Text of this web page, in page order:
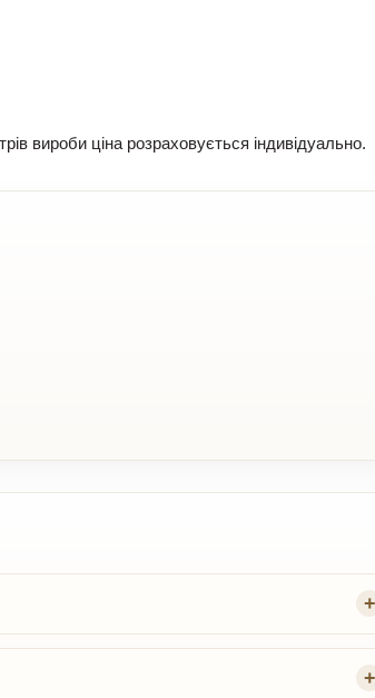
вироби ціна розраховується індивідуально.